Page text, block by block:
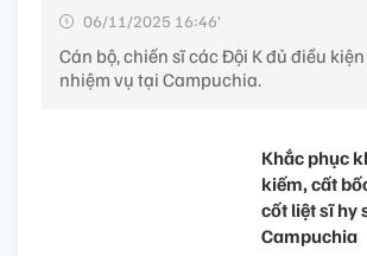
06/11/2025 16:46’
Cán bộ, chiến sĩ các Đội K đủ điều
nhiệm vụ tại Campuchia.
Khắc phục
kiếm, cất
cốt liệt sĩ hy
Campuchia